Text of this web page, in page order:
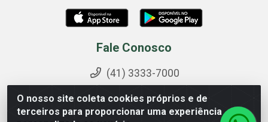
O nosso site coleta cookies próprios e de
terceiros para proporcionar uma experiência
Fale Conosco
(41) 3333-7000
(41) 99194-9293 - 9h às 17h30